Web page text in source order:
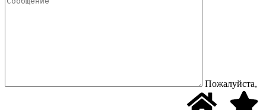
Пожалуйста,